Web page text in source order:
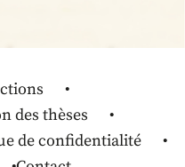
des thèses
de confidentialité